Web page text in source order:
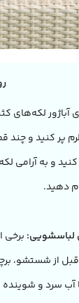
آباژور لکه‌های
پر کنید و چند
و به آرامی
دهید.
برخی
شستشو،
آب سرد و شوینده